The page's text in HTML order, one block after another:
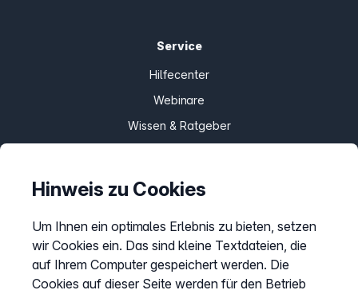
Service
Hilfecenter
Webinare
Wissen & Ratgeber
Kündigung
Kundenportal Login
Hinweis zu Cookies
Um Ihnen ein optimales Erlebnis zu bieten, setzen
wir Cookies ein. Das sind kleine Textdateien, die
auf Ihrem Computer gespeichert werden. Die
Cookies auf dieser Seite werden für den Betrieb